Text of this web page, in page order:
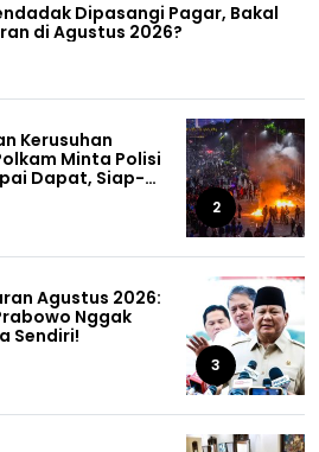
Dipasangi Pagar, Bakal
di Agustus 2026?
Kerusuhan
Minta Polisi
Dapat, Siap-
2
Agustus 2026:
Nggak
Sendiri!
3